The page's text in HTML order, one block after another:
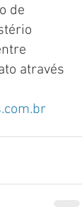
de
através